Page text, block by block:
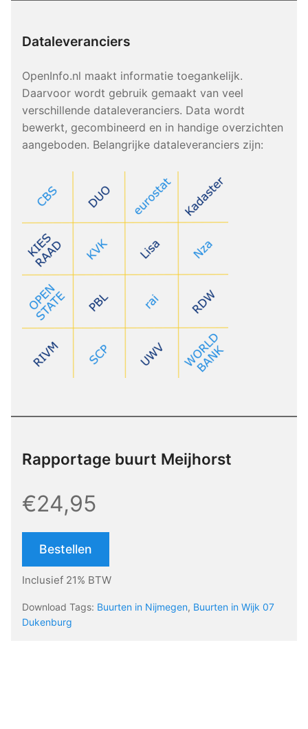
Dataleveranciers
OpenInfo.nl maakt informatie toegankelijk.
Daarvoor wordt gebruik gemaakt van veel
verschillende dataleveranciers. Data wordt
bewerkt, gecombineerd en in handige overzichten
aangeboden. Belangrijke dataleveranciers zijn:
Rapportage buurt Meijhorst
€24,95
Bestellen
Inclusief 21% BTW
Download Tags: Buurten in Nijmegen, Buurten in Wijk 07
Dukenburg